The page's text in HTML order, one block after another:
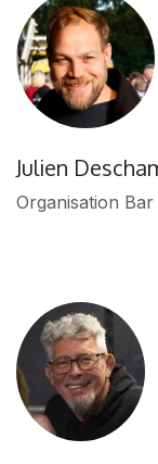
Julien
Organisation